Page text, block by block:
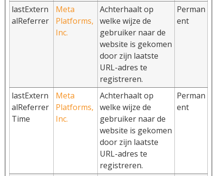
lastExtern
alReferrer
Meta
Platforms,
Inc.
Achterhaalt op
welke wijze de
gebruiker naar de
website is gekomen
door zijn laatste
URL-adres te
registreren.
Perman
ent
lastExtern
alReferrer
Time
Meta
Platforms,
Inc.
Achterhaalt op
welke wijze de
gebruiker naar de
website is gekomen
door zijn laatste
URL-adres te
registreren.
Perman
ent